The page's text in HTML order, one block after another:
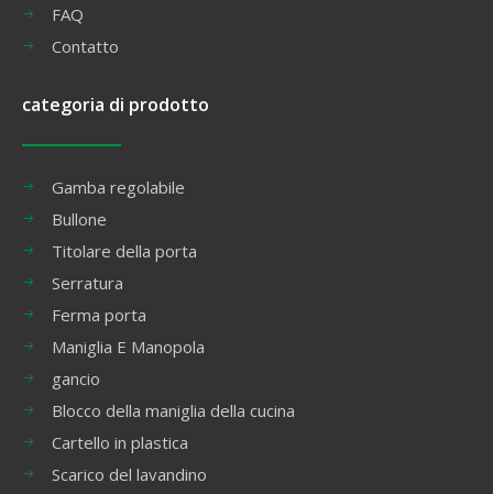
FAQ
Contatto
categoria di prodotto
Gamba regolabile
Bullone
Titolare della porta
Serratura
Ferma porta
Maniglia E Manopola
gancio
Blocco della maniglia della cucina
Cartello in plastica
Scarico del lavandino